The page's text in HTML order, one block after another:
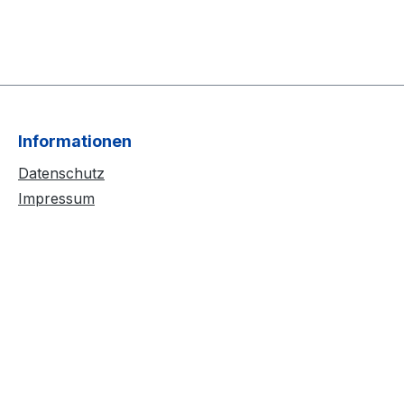
Informationen
Datenschutz
Impressum